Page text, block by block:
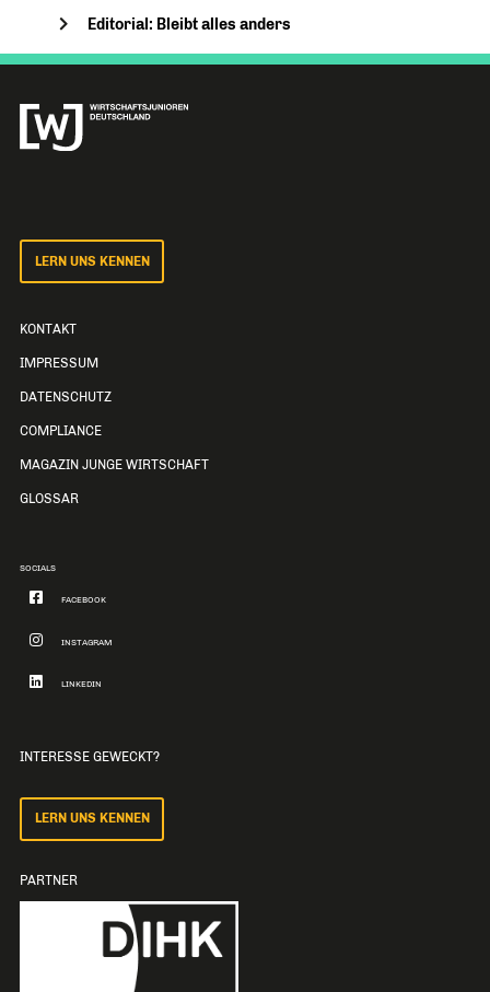
Editorial: Bleibt alles anders
LERN UNS KENNEN
KONTAKT
IMPRESSUM
DATENSCHUTZ
COMPLIANCE
MAGAZIN JUNGE WIRTSCHAFT
GLOSSAR
SOCIALS
FACEBOOK
INSTAGRAM
LINKEDIN
INTERESSE GEWECKT?
LERN UNS KENNEN
PARTNER